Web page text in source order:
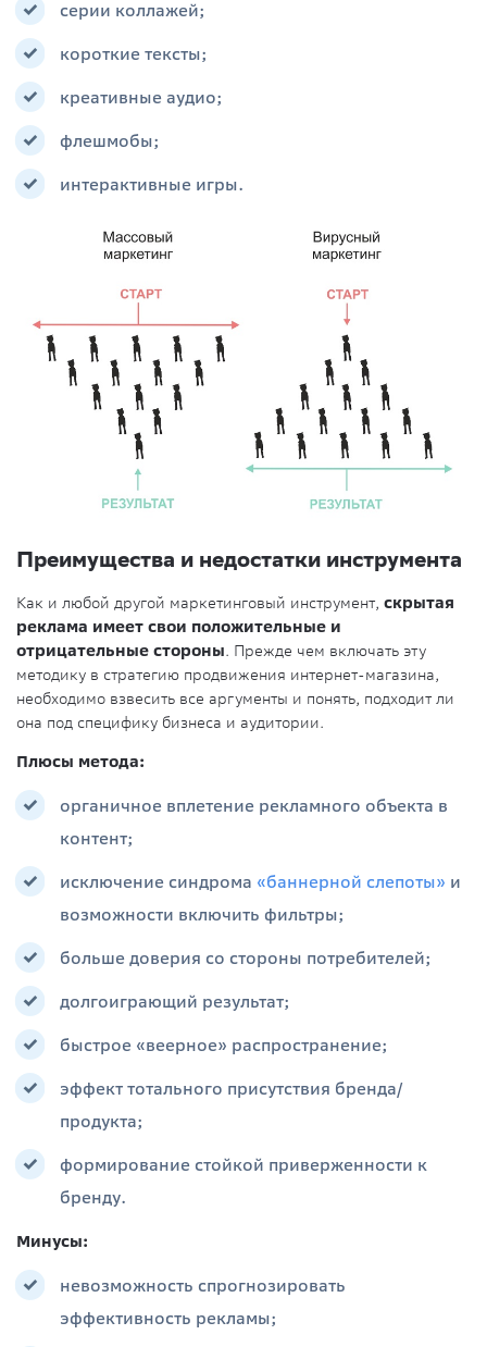
серии коллажей;
короткие тексты;
креативные аудио;
флешмобы;
интерактивные игры.
Преимущества и недостатки инструмента
Как и любой другой маркетинговый инструмент, скрытая
реклама имеет свои положительные и
отрицательные стороны. Прежде чем включать эту
методику в стратегию продвижения интернет-магазина,
необходимо взвесить все аргументы и понять, подходит ли
она под специфику бизнеса и аудитории.
Плюсы метода:
органичное вплетение рекламного объекта в
контент;
исключение синдрома «баннерной слепоты» и
возможности включить фильтры;
больше доверия со стороны потребителей;
долгоиграющий результат;
быстрое «веерное» распространение;
эффект тотального присутствия бренда/
продукта;
формирование стойкой приверженности к
бренду.
Минусы:
невозможность спрогнозировать
эффективность рекламы;